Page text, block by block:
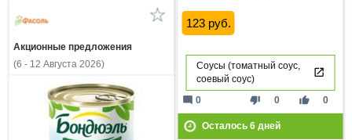
123 руб.
Соусы (томатный соус,
соевый соус)
thumb_down 0 thumb_up 0
mode_comment 0
Осталось 6дней
Акционные предложения
(6 - 12 Августа 2026)